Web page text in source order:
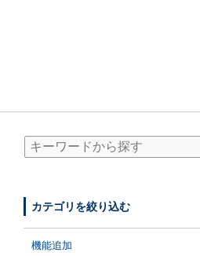
カテゴリを絞り込む
機能追加